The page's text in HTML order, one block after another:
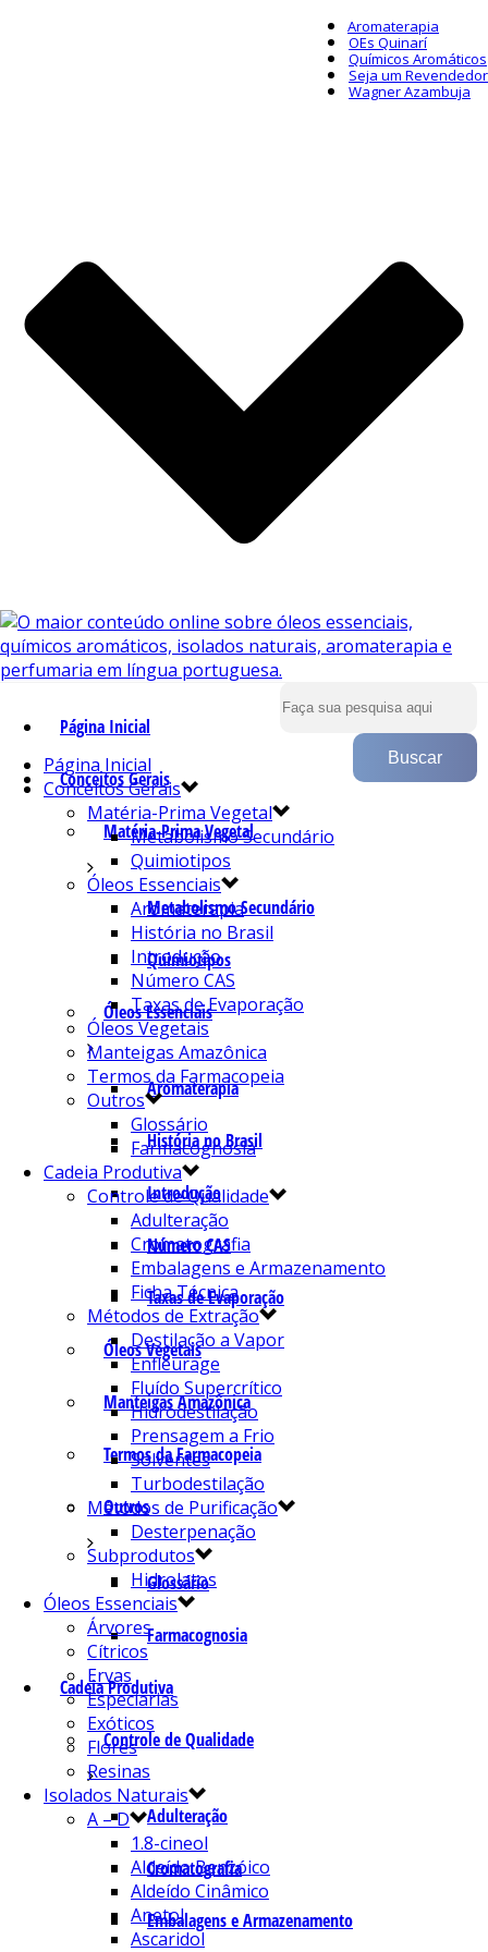
Aromaterapia
OEs Quinarí
Químicos Aromáticos
Seja um Revendedor
Wagner Azambuja
Página Inicial
Conceitos Gerais
Matéria-Prima Vegetal
Metabolismo Secundário
Quimiotipos
Óleos Essenciais
Aromaterapia
História no Brasil
Introdução
Número CAS
Taxas de Evaporação
Óleos Vegetais
Manteigas Amazônica
Termos da Farmacopeia
Outros
Glossário
Farmacognosia
Cadeia Produtiva
Controle de Qualidade
Adulteração
Cromatografia
Embalagens e Armazenamento
Página Inicial
Conceitos Gerais
Matéria-Prima Vegetal
Metabolismo Secundário
Quimiotipos
Óleos Essenciais
Aromaterapia
História no Brasil
Introdução
Número CAS
Taxas de Evaporação
Óleos Vegetais
Manteigas Amazônica
Termos da Farmacopeia
Outros
Glossário
Farmacognosia
Cadeia Produtiva
Controle de Qualidade
Adulteração
Cromatografia
Embalagens e Armazenamento
Ficha Técnica
Métodos de Extração
Destilação a Vapor
Enfleurage
Fluído Supercrítico
Hidrodestilação
Prensagem a Frio
Solventes
Turbodestilação
Métodos de Purificação
Desterpenação
Subprodutos
Hidrolatos
Óleos Essenciais
Árvores
Cítricos
Ervas
Especiarias
Exóticos
Flores
Resinas
Isolados Naturais
A – D
1.8-cineol
Aldeído Benzóico
Aldeído Cinâmico
Anetol
Ascaridol